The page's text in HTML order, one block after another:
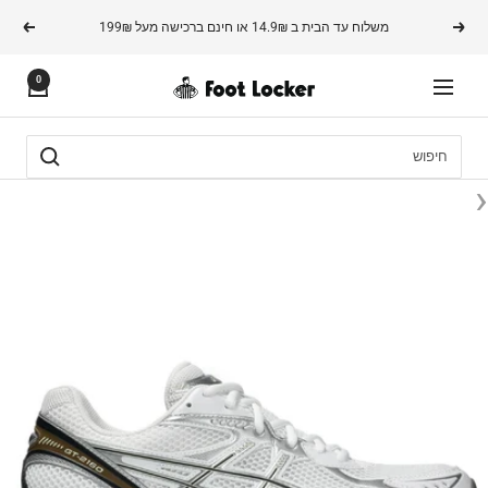
לתוכןהקודם משלוח עד הבית ב 14.9₪ או חינם ברכישה מעל 199₪ הבא
0 FOOTLOCKER ניווט
‹